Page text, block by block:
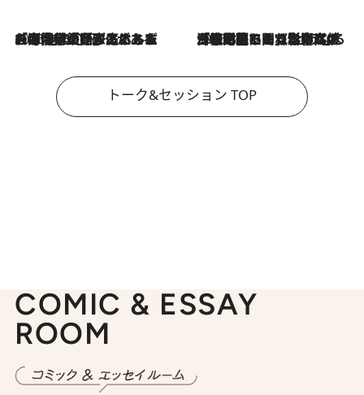
2026.8.3
「今後値上げがあるとすれば…」「リスクがあるのは今年の冬」エネルギー専門家が語る、ホルムズ海峡封鎖が家庭にもたらす“ある心配” 2026.8.3
「住宅建てられない…」「サーチャージ料の高値が続いている」ホルムズ海峡封鎖による影響はいつまで続く？《エネルギー専門家に聞く“どうなる日本の暮らし”》
トーク&セッション TOP
COMIC & ESSAY
ROOM